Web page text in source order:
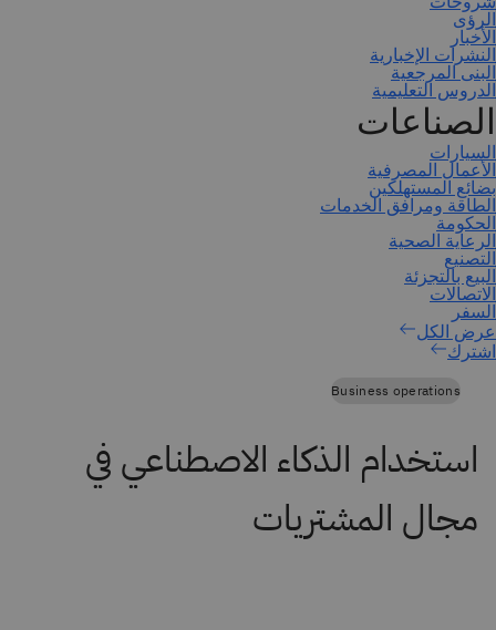
اشترك
Business operations
استخدام الذكاء الاصطناعي في
مجال المشتريات